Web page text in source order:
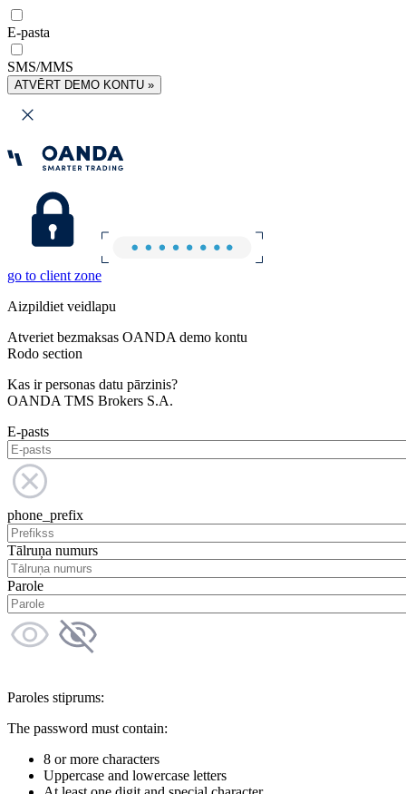
E-pasta
SMS/MMS
ATVĒRT DEMO KONTU »
go to client zone
Aizpildiet veidlapu
Atveriet bezmaksas OANDA demo kontu
Rodo section
Kas ir personas datu pārzinis?
OANDA TMS Brokers S.A.
E-pasts
phone_prefix
Tālruņa numurs
Parole
Paroles stiprums:
The password must contain:
8 or more characters
Uppercase and lowercase letters